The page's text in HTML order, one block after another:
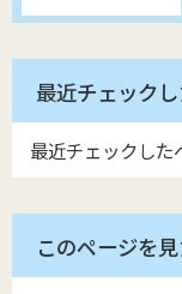
最近チェック
最近チェックした
このページを